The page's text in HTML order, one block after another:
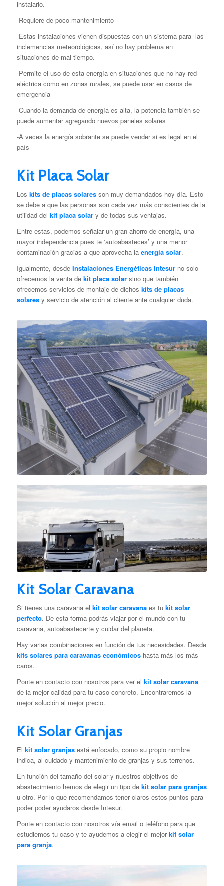
instalarlo.
-Requiere de poco mantenimiento
-Estas instalaciones vienen dispuestas con un sistema para las
inclemencias meteorológicas, así no hay problema en
situaciones de mal tiempo.
-Permite el uso de esta energía en situaciones que no hay red
eléctrica como en zonas rurales, se puede usar en casos de
emergencia
-Cuando la demanda de energía es alta, la potencia también se
puede aumentar agregando nuevos paneles solares
-A veces la energía sobrante se puede vender si es legal en el
país
Kit Placa Solar
Los kits de placas solaresson muy demandados hoy día. Esto
se debe a que las personas son cada vez más conscientes de la
utilidad del kit placa solary de todas sus ventajas.
Entre estas, podemos señalar un gran ahorro de energía, una
mayor independencia pues te ‘autoabasteces’ y una menor
contaminación gracias a que aprovecha la energía solar.
Igualmente, desde Instalaciones Energéticas Intesurno solo
ofrecemos la venta de kit placa solarsino que también
ofrecemos servicios de montaje de dichos kits de placas
solares y servicio de atención al cliente ante cualquier duda.
Kit Solar Caravana
Si tienes una caravana el kit solar caravanaes tu kit solar
perfecto. De esta forma podrás viajar por el mundo con tu
caravana, autoabastecerte y cuidar del planeta.
Hay varias combinaciones en función de tus necesidades. Desde
kits solares para caravanas económicoshasta más los más
caros.
Ponte en contacto con nosotros para ver el kit solar caravana
de la mejor calidad para tu caso concreto. Encontraremos la
mejor solución al mejor precio.
Kit Solar Granjas
El kit solar granjasestá enfocado, como su propio nombre
indica, al cuidado y mantenimiento de granjas y sus terrenos.
En función del tamaño del solar y nuestros objetivos de
abastecimiento hemos de elegir un tipo de kit solar para granjas
u otro. Por lo que recomendamos tener claros estos puntos para
poder poder ayudaros desde Intesur.
Ponte en contacto con nosotros vía email o teléfono para que
estudiemos tu caso y te ayudemos a elegir el mejorkit solar
para granja.